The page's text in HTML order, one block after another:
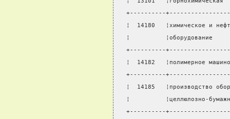
+----------
¦  14180   ¦химическое и
¦
+----------
¦  14182   ¦полимерное
+----------
¦  14185
¦          ¦целлюлозно-
+----------